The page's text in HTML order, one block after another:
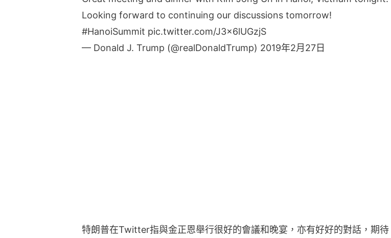
Looking forward to continuing our discussions tomorrow!
#HanoiSummit pic.twitter.com/J3x6lUGzjS
— Donald J. Trump (@realDonaldTrump) 2019年2月27日
特朗普在Twitter指與金正恩舉行很好的會議和晚宴，亦有好好的對話，期待